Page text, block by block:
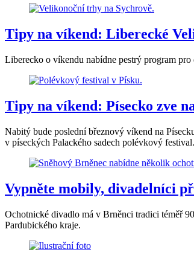
Tipy na víkend: Liberecké
Liberecko o víkendu nabídne pestrý program
Tipy na víkend: Písecko zve
Nabitý bude poslední březnový víkend na
v píseckých Palackého sadech polévkový
Vypněte mobily, divadelníci
Ochotnické divadlo má v Brněnci tradici téměř
Pardubického kraje.